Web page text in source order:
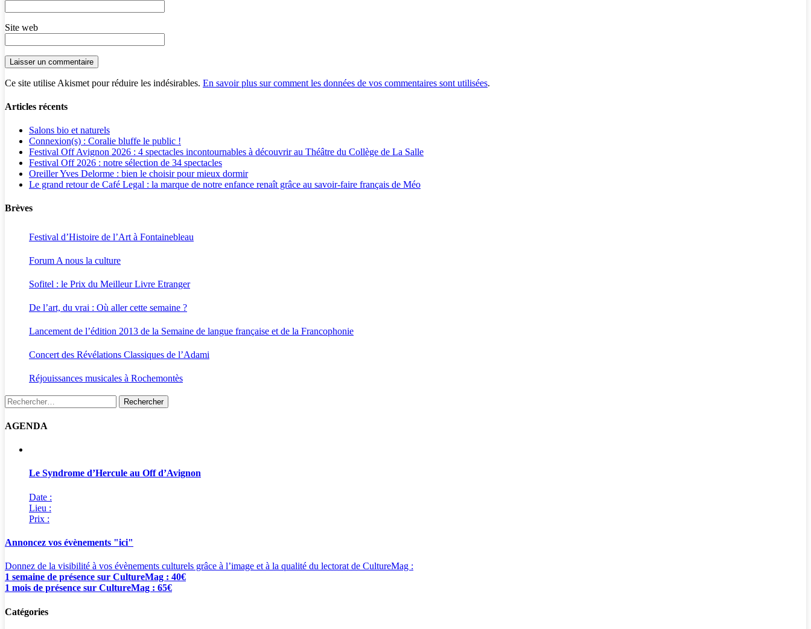
Site web
Ce site utilise Akismet pour réduire les indésirables. En savoir plus sur comment les données de vos commentaires sont utilisées.
Articles récents
Salons bio et naturels
Connexion(s) : Coralie bluffe le public !
Festival Off Avignon 2026 : 4 spectacles incontournables à découvrir au Théâtre du Collège de La Salle
Festival Off 2026 : notre sélection de 34 spectacles
Oreiller Yves Delorme : bien le choisir pour mieux dormir
Le grand retour de Café Legal : la marque de notre enfance renaît grâce au savoir-faire français de Méo
Brèves
Festival d’Histoire de l’Art à Fontainebleau
Forum A nous la culture
Sofitel : le Prix du Meilleur Livre Etranger
De l’art, du vrai : Où aller cette semaine ?
Lancement de l’édition 2013 de la Semaine de langue française et de la Francophonie
Concert des Révélations Classiques de l’Adami
Réjouissances musicales à Rochemontès
Rechercher :
AGENDA
Le Syndrome d’Hercule au Off d’Avignon
Date :
Lieu :
Prix :
Annoncez vos évènements "ici"
Donnez de la visibilité à vos évènements culturels grâce à l’image et à la qualité du lectorat de CultureMag :
1 semaine de présence sur CultureMag : 40€
1 mois de présence sur CultureMag : 65€
Catégories